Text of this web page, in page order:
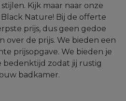
Kijk maar naar onze
Nature! Bij de offerte
prijs, dus geen gedoe
over de prijs. We bieden een
prijsopgave. We bieden je
bedenktijd zodat jij rustig
badkamer.